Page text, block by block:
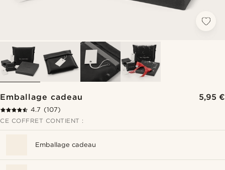
Emballage cadeau 5,95 €
4.7 (107)
CE COFFRET CONTIENT :
Emballage cadeau